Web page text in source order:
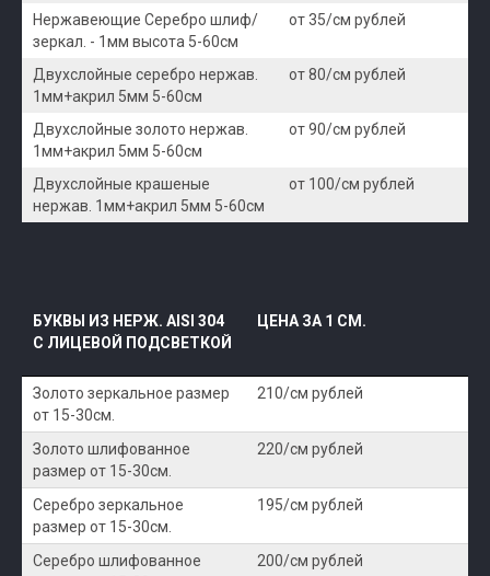
Нержавеющие Серебро шлиф/
зеркал. - 1мм высота 5-60см
от 35/см рублей
Двухслойные серебро нержав.
1мм+акрил 5мм 5-60см
от 80/см рублей
Двухслойные золото нержав.
1мм+акрил 5мм 5-60см
от 90/см рублей
Двухслойные крашеные
нержав. 1мм+акрил 5мм 5-60см
от 100/см рублей
БУКВЫ ИЗ НЕРЖ. AISI 304
С ЛИЦЕВОЙ ПОДСВЕТКОЙ
ЦЕНА ЗА 1 СМ.
Золото зеркальное размер
от 15-30см.
210/см рублей
Золото шлифованное
размер от 15-30см.
220/см рублей
Серебро зеркальное
размер от 15-30см.
195/см рублей
Серебро шлифованное
200/см рублей